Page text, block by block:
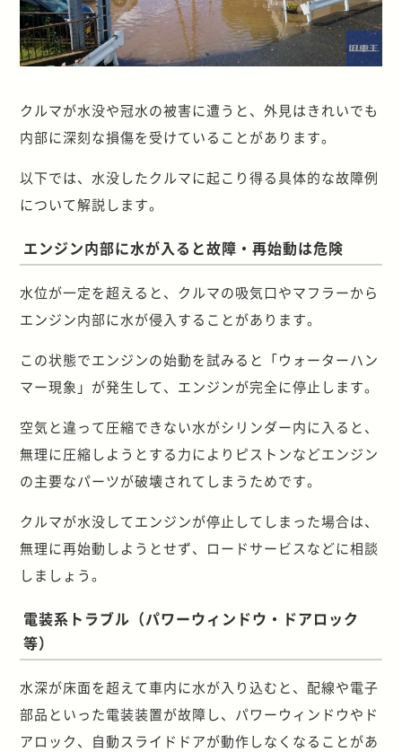
クルマが水没や冠水の被害に遭うと、外見はきれいでも
内部に深刻な損傷を受けていることがあります。
以下では、水没したクルマに起こり得る具体的な故障例
について解説します。
エンジン内部に水が入ると故障・再始動は危険
水位が一定を超えると、クルマの吸気口やマフラーから
エンジン内部に水が侵入することがあります。
この状態でエンジンの始動を試みると「ウォーターハン
マー現象」が発生して、エンジンが完全に停止します。
空気と違って圧縮できない水がシリンダー内に入ると、
無理に圧縮しようとする力によりピストンなどエンジン
の主要なパーツが破壊されてしまうためです。
クルマが水没してエンジンが停止してしまった場合は、
無理に再始動しようとせず、ロードサービスなどに相談
しましょう。
電装系トラブル（パワーウィンドウ・ドアロック
等）
水深が床面を超えて車内に水が入り込むと、配線や電子
部品といった電装装置が故障し、パワーウィンドウやド
アロック、自動スライドドアが動作しなくなることがあ